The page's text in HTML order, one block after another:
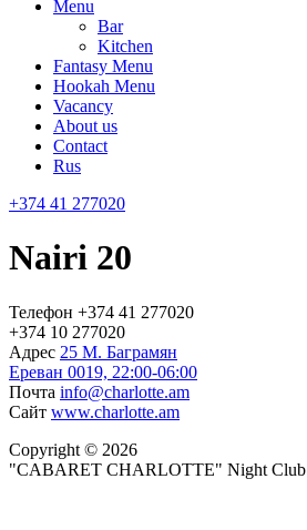
Menu
Bar
Kitchen
Fantasy Menu
Hookah Menu
Vacancy
About us
Contact
Rus
+374 41 277020
Nairi 20
Телефон +374 41 277020
+374 10 277020
Адрес 25 М. Баграмян
Ереван 0019, 22:00-06:00
Почта info@charlotte.am
Сайт www.charlotte.am
Copyright © 2026
"CABARET CHARLOTTE" Night Club